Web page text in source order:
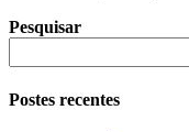
Pesquisar
Postes recentes